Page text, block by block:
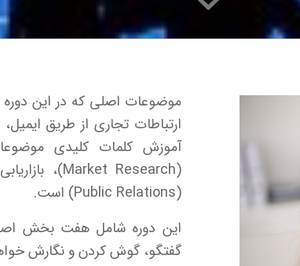
موضوعات اصلی که در این
ارتباطات تجاری از طریق
(Public Relations) است.
این دوره شامل هفت بخش
گفتگو، گوش کردن و نگارش